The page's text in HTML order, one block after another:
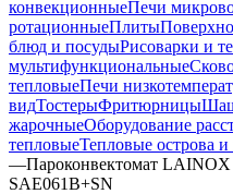
конвекционныеПечи
ротационныеПлиты
блюд и посудыРисоварки и
мультифункциональные
тепловыеПечи
видТостерыФритюрницы
жарочныеОборудование
тепловыеТепловые острова
—Пароконвектомат
SAE061B+SN